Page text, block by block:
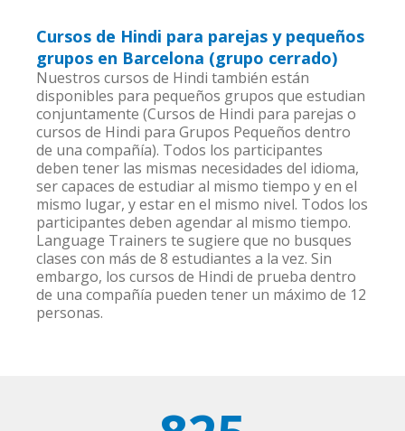
Cursos de Hindi para parejas y pequeños
grupos en Barcelona (grupo cerrado)
Nuestros cursos de Hindi también están
disponibles para pequeños grupos que estudian
conjuntamente (Cursos de Hindi para parejas o
cursos de Hindi para Grupos Pequeños dentro
de una compañía). Todos los participantes
deben tener las mismas necesidades del idioma,
ser capaces de estudiar al mismo tiempo y en el
mismo lugar, y estar en el mismo nivel. Todos los
participantes deben agendar al mismo tiempo.
Language Trainers te sugiere que no busques
clases con más de 8 estudiantes a la vez. Sin
embargo, los cursos de Hindi de prueba dentro
de una compañía pueden tener un máximo de 12
personas.